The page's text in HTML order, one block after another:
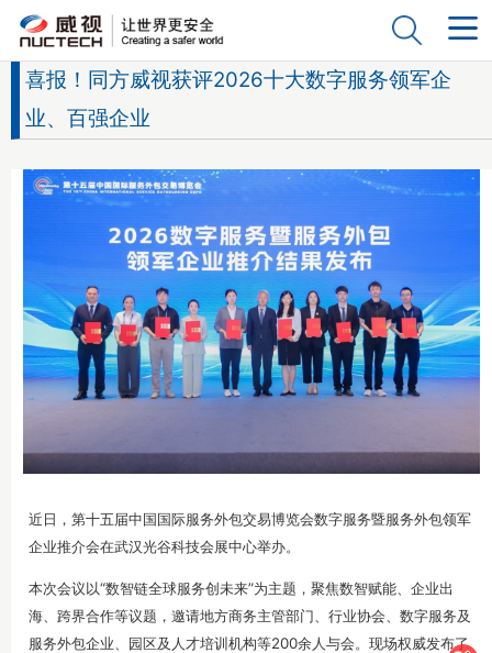
喜报！同方威视获评2026十大数字服务领军企
业、百强企业
近日，第十五届中国国际服务外包交易博览会数字服务暨服务外包领军
企业推介会在武汉光谷科技会展中心举办。
本次会议以“数智链全球服务创未来”为主题，聚焦数智赋能、企业出
海、跨界合作等议题，邀请地方商务主管部门、行业协会、数字服务及
服务外包企业、园区及人才培训机构等200余人与会。现场权威发布了